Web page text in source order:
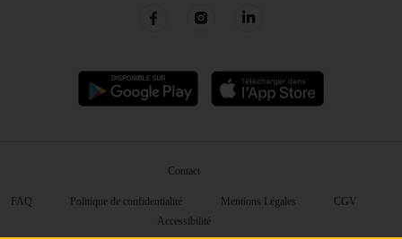
Contact
FAQ Politique de confidentialité Mentions Légales
CGV
Accessibilité